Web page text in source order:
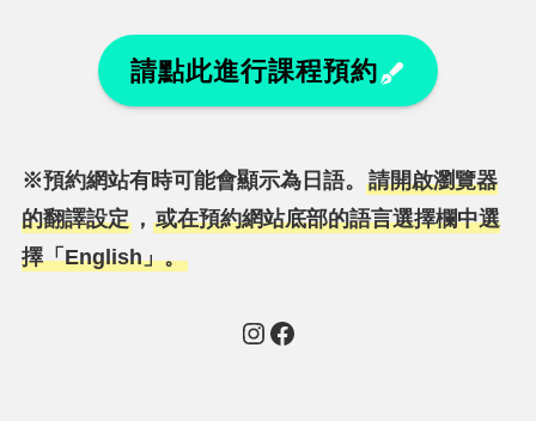
請點此進行課程預約
※預約網站有時可能會顯示為日語。 請開啟瀏覽器
的翻譯設定， 或在預約網站底部的語言選擇欄中選
擇「English」。
Instagram
Facebook